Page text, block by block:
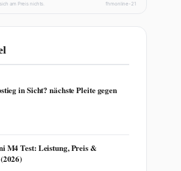
am Preis nichts. fhmonline-21
in Sicht? nächste Pleite gegen
M4 Test: Leistung, Preis &